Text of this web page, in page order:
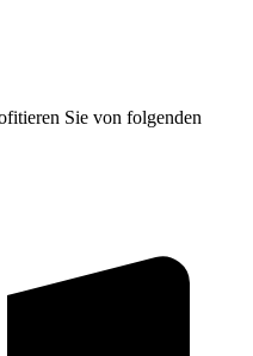
Sie von folgenden